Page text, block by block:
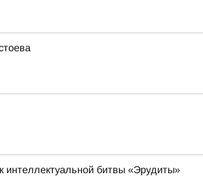
интеллектуальной битвы «Эрудиты»